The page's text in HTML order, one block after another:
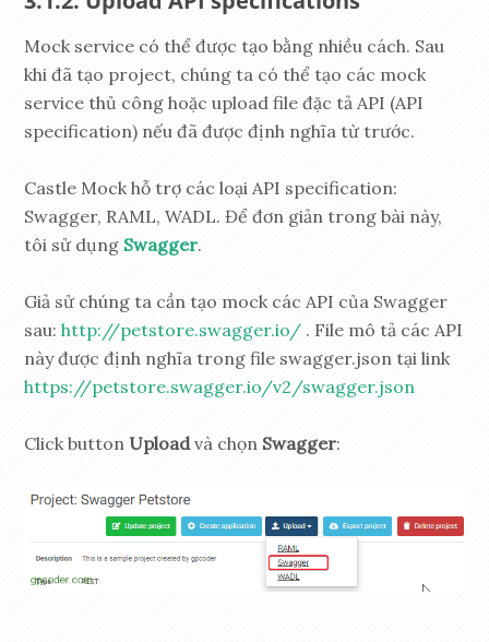
Mock service có thể được tạo bằng nhiều cách. Sau
khi đã tạo project, chúng ta có thể tạo các mock
service thủ công hoặc upload file đặc tả API (API
specification) nếu đã được định nghĩa từ trước.
Castle Mock hỗ trợ các loại API specification:
Swagger, RAML, WADL. Để đơn giản trong bài này,
tôi sử dụng Swagger.
Giả sử chúng ta cần tạo mock các API của Swagger
sau:http://petstore.swagger.io/ . File mô tả các API
này được định nghĩa trong file swagger.json tại link
https://petstore.swagger.io/v2/swagger.json
Click button Upload và chọn Swagger: